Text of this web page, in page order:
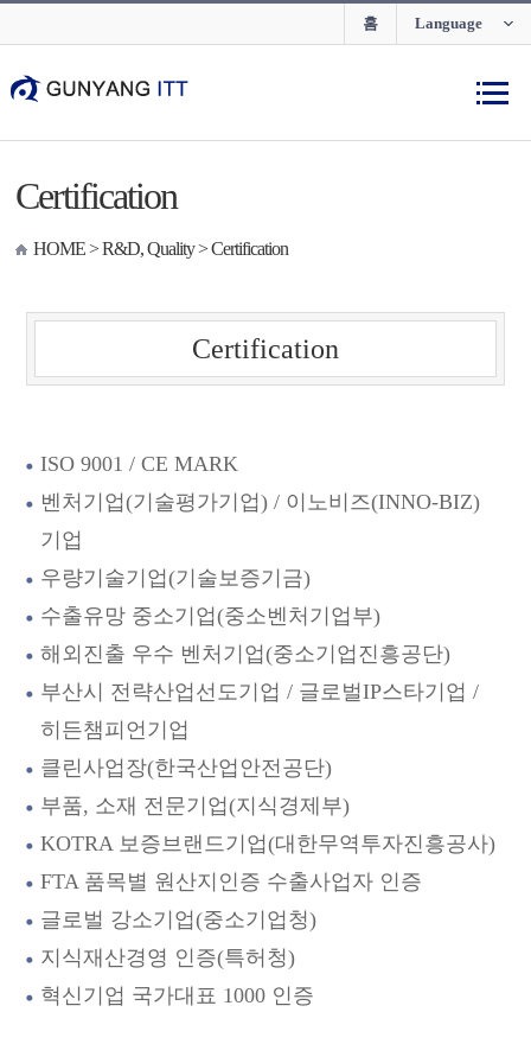
홈 Language
Certification
HOME > R&D, Quality >Certification
Certification
ISO 9001 / CE MARK
벤처기업(기술평가기업) / 이노비즈(INNO-BIZ)
기업
우량기술기업(기술보증기금)
수출유망 중소기업(중소벤처기업부)
해외진출 우수 벤처기업(중소기업진흥공단)
부산시 전략산업선도기업 / 글로벌IP스타기업 /
히든챔피언기업
클린사업장(한국산업안전공단)
부품, 소재 전문기업(지식경제부)
KOTRA 보증브랜드기업(대한무역투자진흥공사)
FTA 품목별 원산지인증 수출사업자 인증
글로벌 강소기업(중소기업청)
지식재산경영 인증(특허청)
혁신기업 국가대표 1000 인증